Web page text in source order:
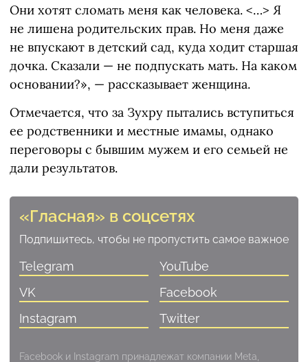
Они хотят сломать меня как человека. <…> Я
не лишена родительских прав. Но меня даже
не впускают в детский сад, куда ходит старшая
дочка. Сказали — не подпускать мать. На каком
основании?», — рассказывает женщина.
Отмечается, что за Зухру пытались вступиться
ее родственники и местные имамы, однако
переговоры с бывшим мужем и его семьей не
дали результатов.
«Гласная» в соцсетях
Подпишитесь, чтобы не пропустить самое важное
Telegram
YouTube
VK
Facebook
Instagram
Twitter
Facebook и Instagram принадлежат компании Meta,